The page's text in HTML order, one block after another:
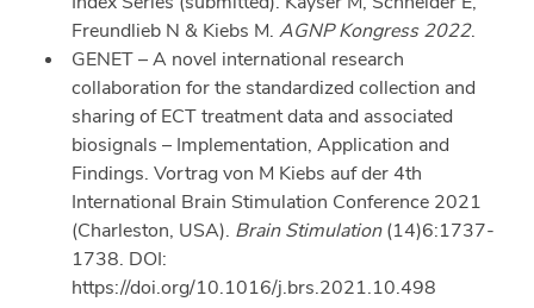
Freundlieb N & Kiebs M. AGNP Kongress 2022.
GENET – A novel international research
collaboration for the standardized collection and
sharing of ECT treatment data and associated
biosignals – Implementation, Application and
Findings. Vortrag von M Kiebs auf der 4th
International Brain Stimulation Conference 2021
(Charleston, USA). Brain Stimulation(14)6:1737-
1738. DOI:
https://doi.org/10.1016/j.brs.2021.10.498